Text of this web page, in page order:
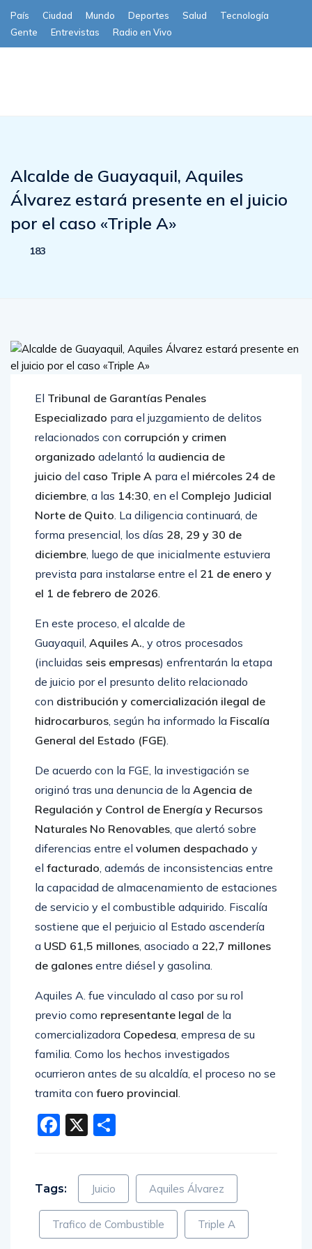
País Ciudad Mundo Deportes Salud
Tecnología
Gente
Entrevistas Radio en Vivo
Alcalde de Guayaquil, Aquiles
Álvarez estará presente en el juicio
por el caso «Triple A»
183
El Tribunal de Garantías Penales
Especializado para el juzgamiento de delitos
relacionados con corrupción y crimen
organizado adelantó la audiencia de
juicio del caso Triple A para el miércoles 24 de
diciembre, a las 14:30, en el Complejo Judicial
Norte de Quito. La diligencia continuará, de
forma presencial, los días 28, 29 y 30 de
diciembre, luego de que inicialmente estuviera
prevista para instalarse entre el 21 de enero y
el 1 de febrero de 2026.
En este proceso, el alcalde de
Guayaquil, Aquiles A., y otros procesados
(incluidas seis empresas) enfrentarán la etapa
de juicio por el presunto delito relacionado
con distribución y comercialización ilegal de
hidrocarburos, según ha informado la Fiscalía
General del Estado (FGE).
De acuerdo con la FGE, la investigación se
originó tras una denuncia de la Agencia de
Regulación y Control de Energía y Recursos
Naturales No Renovables, que alertó sobre
diferencias entre el volumen despachado y
el facturado, además de inconsistencias entre
la capacidad de almacenamiento de estaciones
de servicio y el combustible adquirido. Fiscalía
sostiene que el perjuicio al Estado ascendería
a USD 61,5 millones, asociado a 22,7 millones
de galones entre diésel y gasolina.
Aquiles A. fue vinculado al caso por su rol
previo como representante legal de la
comercializadora Copedesa, empresa de su
familia. Como los hechos investigados
ocurrieron antes de su alcaldía, el proceso no se
tramita con fuero provincial.
Facebook
X
Tags: Juicio Aquiles Álvarez
Trafico de Combustible Triple A